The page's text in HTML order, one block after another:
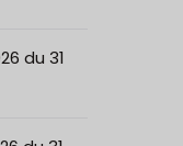
du 31